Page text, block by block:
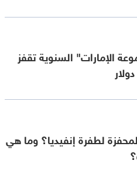
الإمارات" السنوية تقفز
لطفرة إنفيديا؟ وما هي